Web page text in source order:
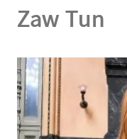
Zaw Tun